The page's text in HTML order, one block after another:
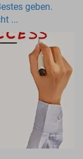
geben.
...